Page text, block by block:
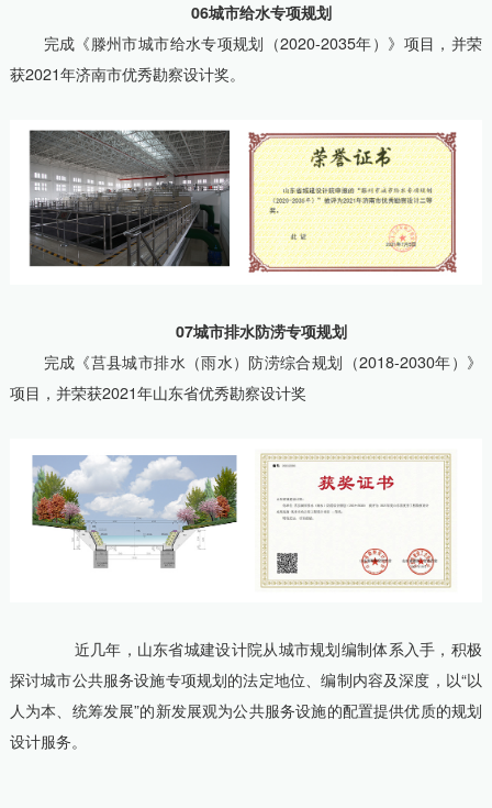
06城市给水专项规划
完成《滕州市城市给水专项规划（2020-2035年）》项目，并荣
获2021年济南市优秀勘察设计奖。
07城市排水防涝专项规划
完成《莒县城市排水（雨水）防涝综合规划（2018-2030年）》
项目，并荣获2021年山东省优秀勘察设计奖
近几年，山东省城建设计院从城市规划编制体系入手，积极
探讨城市公共服务设施专项规划的法定地位、编制内容及深度，以“以
人为本、统筹发展”的新发展观为公共服务设施的配置提供优质的规划
设计服务。